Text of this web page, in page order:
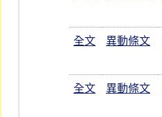
全文 異動條文
全文 異動條文